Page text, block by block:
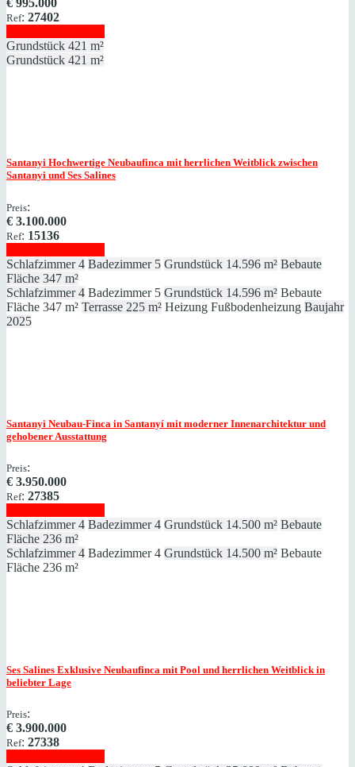
€ 995.000
Ref: 27402
Grundstück 421 m²
Grundstück 421 m²
Santanyi Hochwertige Neubaufinca mit herrlichen Weitblick zwischen
Santanyi und Ses Salines
Preis:
€ 3.100.000
Ref: 15136
Schlafzimmer 4 Badezimmer 5 Grundstück 14.596 m² Bebaute
Fläche 347 m²
Schlafzimmer 4 Badezimmer 5 Grundstück 14.596 m² Bebaute
Fläche 347 m² Terrasse 225 m² Heizung Fußbodenheizung Baujahr
2025
Santanyi Neubau-Finca in Santanyí mit moderner Innenarchitektur und
gehobener Ausstattung
Preis:
€ 3.950.000
Ref: 27385
Schlafzimmer 4 Badezimmer 4 Grundstück 14.500 m² Bebaute
Fläche 236 m²
Schlafzimmer 4 Badezimmer 4 Grundstück 14.500 m² Bebaute
Fläche 236 m²
Ses Salines Exklusive Neubaufinca mit Pool und herrlichen Weitblick in
beliebter Lage
Preis:
€ 3.900.000
Ref: 27338